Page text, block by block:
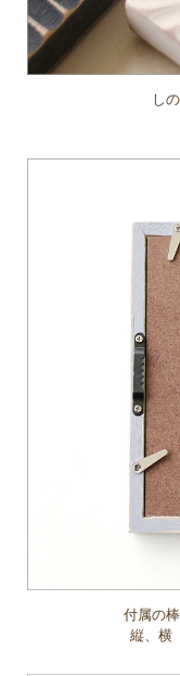
し
付属の
縦、横